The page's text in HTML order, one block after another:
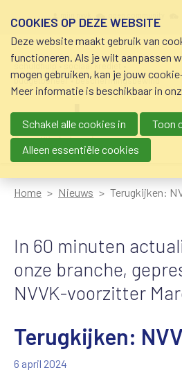
schuldhulp • sociaal krediet •
budgetbeheer • beschermingsbewind
Main navigation
Home Nieuws Terugkijken:
In 60 minuten
onze branche,
NVVK-voorzitter
Terugkijken:
6 april 2024
COOKIES OP DEZE WEBSITE
Deze website maakt gebruik van
functioneren. Als je wilt aanpassen
mogen gebruiken, kan je jouw
Meer informatie is beschikbaar in
Schakel alle cookies in
Toon
Alleen essentiële cookies